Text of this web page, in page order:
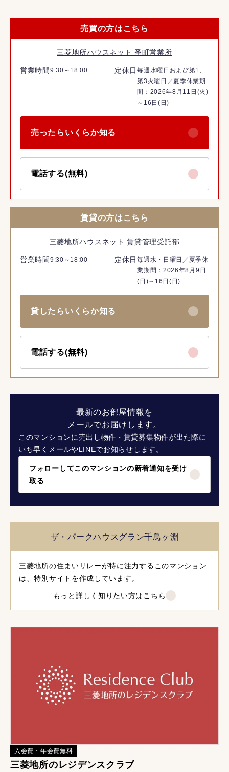
売買の方はこちら
三菱地所ハウスネット 番町営業所
営業時間 9:30～18:00 定休日毎週水曜日および第1、
第3火曜日／夏季休業期
間：2026年8月11日(火)
～16日(日)
売ったらいくらか知る
電話する(無料)
賃貸の方はこちら
三菱地所ハウスネット 賃貸管理受託部
営業時間 9:30～18:00 定休日毎週水・日曜日／夏季休
業期間：2026年8月9日
(日)～16日(日)
貸したらいくらか知る
電話する(無料)
最新のお部屋情報を
メールでお届けします。
このマンションに売出し物件・賃貸募集物件が出た際に
いち早くメールやLINEでお知らせします。
フォローしてこのマンションの新着通知を受け
取る
ザ・パークハウスグラン千鳥ヶ淵
三菱地所の住まいリレーが特に注力するこのマンション
は、特別サイトを作成しています。
もっと詳しく知りたい方はこちら
入会費・年会費無料
三菱地所のレジデンスクラブ